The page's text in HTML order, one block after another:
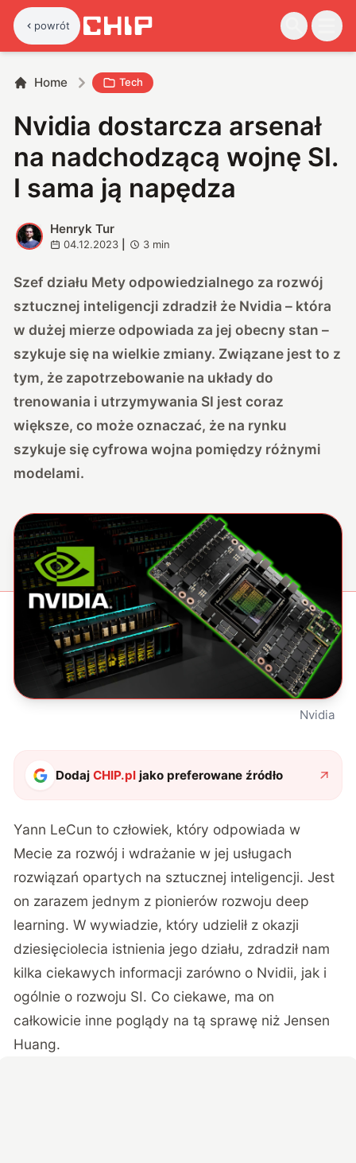
powrót
Home Tech
Nvidia dostarcza arsenał
na nadchodzącą wojnę SI.
I sama ją napędza
H
Henryk Tur
04.12.2023 3 min
Szef działu Mety odpowiedzialnego za rozwój
sztucznej inteligencji zdradził że Nvidia – która
w dużej mierze odpowiada za jej obecny stan –
szykuje się na wielkie zmiany. Związane jest to z
tym, że zapotrzebowanie na układy do
trenowania i utrzymywania SI jest coraz
większe, co może oznaczać, że na rynku
szykuje się cyfrowa wojna pomiędzy różnymi
modelami.
Nvidia
DodajCHIP.pl jako preferowane źródło
Yann LeCun to człowiek, który odpowiada w
Mecie za rozwój i wdrażanie w jej usługach
rozwiązań opartych na sztucznej inteligencji. Jest
on zarazem jednym z pionierów rozwoju deep
learning. W wywiadzie, który udzielił z okazji
dziesięciolecia istnienia jego działu, zdradził nam
kilka ciekawych informacji zarówno o Nvidii, jak i
ogólnie o rozwoju SI. Co ciekawe, ma on
całkowicie inne poglądy na tą sprawę niż Jensen
Huang.